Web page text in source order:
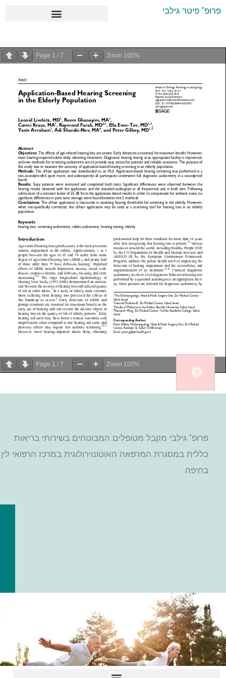
פרופ' פיטר גילבי
Page1 /7 Zoom100%
Page1 /7 Zoom100%
פרופ' גילבי מקבל מטופלים המבוטחים בשירותי בריאות
כללית במסגרת המרפאה האוטונוירולוגית במרכז הרפואי לין
בחיפה